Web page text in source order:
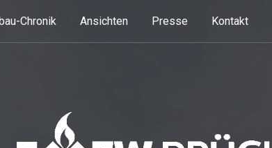
Chronik Ansichten Presse Kontakt